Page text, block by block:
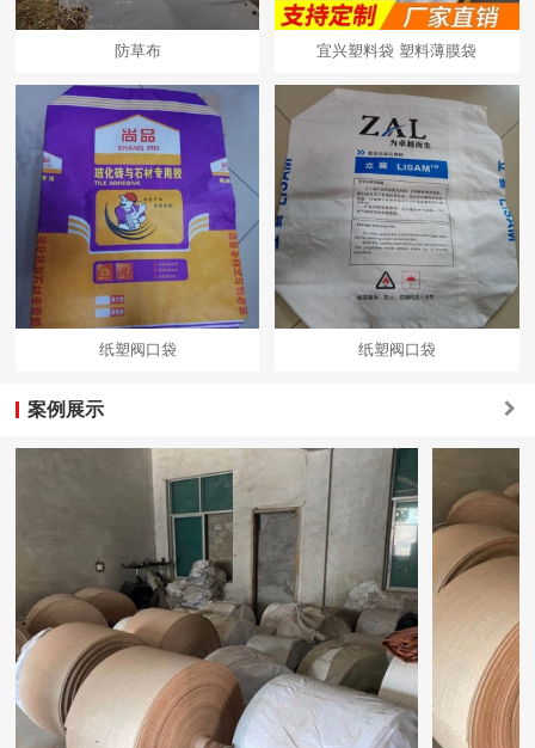
防草布 宜兴塑料袋 塑料薄膜袋
纸塑阀口袋 纸塑阀口袋
案例展示